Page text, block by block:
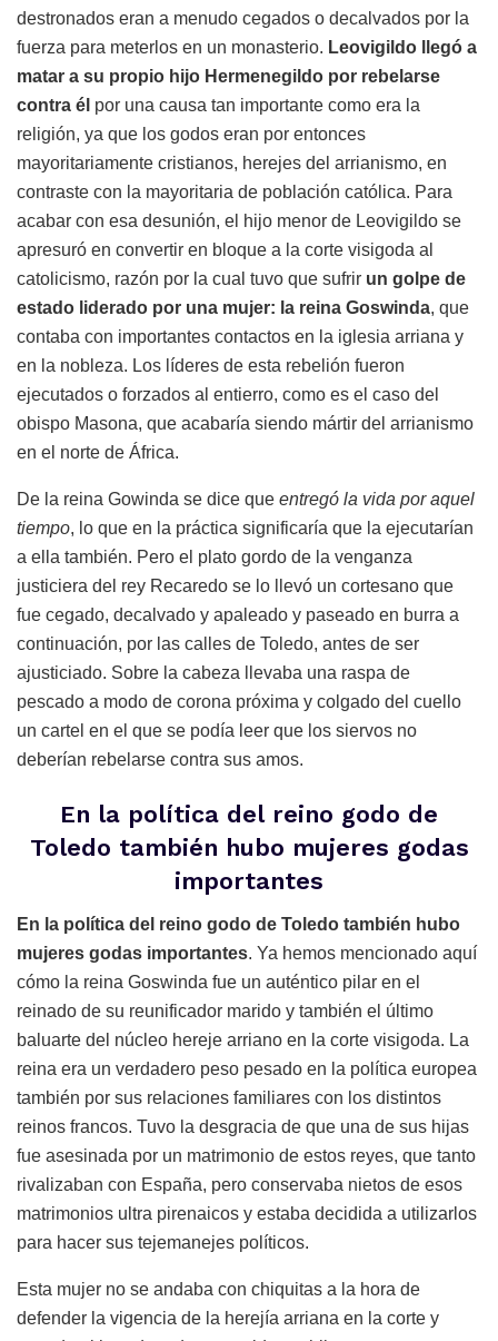
destronados eran a menudo cegados o decalvados por la
fuerza para meterlos en un monasterio. Leovigildo llegó a
matar a su propio hijo Hermenegildo por rebelarse
contra él por una causa tan importante como era la
religión, ya que los godos eran por entonces
mayoritariamente cristianos, herejes del arrianismo, en
contraste con la mayoritaria de población católica. Para
acabar con esa desunión, el hijo menor de Leovigildo se
apresuró en convertir en bloque a la corte visigoda al
catolicismo, razón por la cual tuvo que sufrir un golpe de
estado liderado por una mujer: la reina Goswinda, que
contaba con importantes contactos en la iglesia arriana y
en la nobleza. Los líderes de esta rebelión fueron
ejecutados o forzados al entierro, como es el caso del
obispo Masona, que acabaría siendo mártir del arrianismo
en el norte de África.
De la reina Gowinda se dice que entregó la vida por aquel
tiempo, lo que en la práctica significaría que la ejecutarían
a ella también. Pero el plato gordo de la venganza
justiciera del rey Recaredo se lo llevó un cortesano que
fue cegado, decalvado y apaleado y paseado en burra a
continuación, por las calles de Toledo, antes de ser
ajusticiado. Sobre la cabeza llevaba una raspa de
pescado a modo de corona próxima y colgado del cuello
un cartel en el que se podía leer que los siervos no
deberían rebelarse contra sus amos.
En la política del reino godo de
Toledo también hubo mujeres godas
importantes
En la política del reino godo de Toledo también hubo
mujeres godas importantes. Ya hemos mencionado aquí
cómo la reina Goswinda fue un auténtico pilar en el
reinado de su reunificador marido y también el último
baluarte del núcleo hereje arriano en la corte visigoda. La
reina era un verdadero peso pesado en la política europea
también por sus relaciones familiares con los distintos
reinos francos. Tuvo la desgracia de que una de sus hijas
fue asesinada por un matrimonio de estos reyes, que tanto
rivalizaban con España, pero conservaba nietos de esos
matrimonios ultra pirenaicos y estaba decidida a utilizarlos
para hacer sus tejemanejes políticos.
Esta mujer no se andaba con chiquitas a la hora de
defender la vigencia de la herejía arriana en la corte y